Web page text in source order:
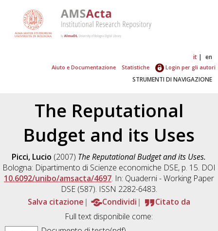
it en
Aiuto e Documentazione Statistiche Login per gli autori
STRUMENTI DI NAVIGAZIONE
The Reputational
Budget and its Uses
Picci, Lucio (2007) The Reputational Budget and its Uses.
Bologna: Dipartimento di Scienze economiche DSE, p. 15. DOI
10.6092/unibo/amsacta/4697. In: Quaderni - Working Paper
DSE (587). ISSN 2282-6483.
Salva citazione
Condividi
Citato da
Full text disponibile come: